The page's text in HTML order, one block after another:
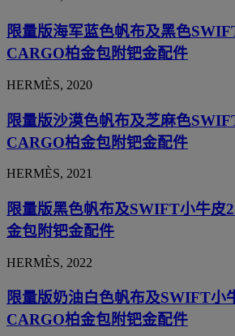
限量版海军蓝色帆布及黑色
CARGO柏金包附钯金配件
HERMÈS, 2020
限量版沙漠色帆布及芝麻色
CARGO柏金包附钯金配件
HERMÈS, 2021
限量版黑色帆布及SWIFT小牛皮
金包附钯金配件
HERMÈS, 2022
限量版奶油白色帆布及SWIFT小
CARGO柏金包附钯金配件